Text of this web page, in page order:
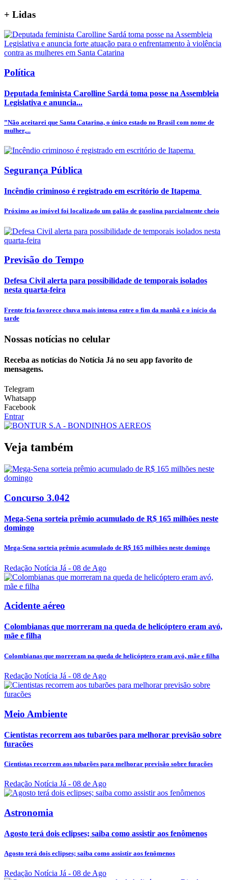
+ Lidas
Política
Deputada feminista Carolline Sardá toma posse na Assembleia
Legislativa e anuncia...
”Não aceitarei que Santa Catarina, o único estado no Brasil com nome de
mulher,...
Segurança Pública
Incêndio criminoso é registrado em escritório de Itapema
Próximo ao imóvel foi localizado um galão de gasolina parcialmente cheio
Previsão do Tempo
Defesa Civil alerta para possibilidade de temporais isolados
nesta quarta-feira
Frente fria favorece chuva mais intensa entre o fim da manhã e o início da
tarde
Nossas notícias no celular
Receba as notícias do Notícia Já no seu app favorito de
mensagens.
Telegram
Whatsapp
Facebook
Entrar
Veja também
Concurso 3.042
Mega-Sena sorteia prêmio acumulado de R$ 165 milhões neste
domingo
Mega-Sena sorteia prêmio acumulado de R$ 165 milhões neste domingo
Redação Notícia Já - 08 de Ago
Acidente aéreo
Colombianas que morreram na queda de helicóptero eram avó,
mãe e filha
Colombianas que morreram na queda de helicóptero eram avó, mãe e filha
Redação Notícia Já - 08 de Ago
Meio Ambiente
Cientistas recorrem aos tubarões para melhorar previsão sobre
furacões
Cientistas recorrem aos tubarões para melhorar previsão sobre furacões
Redação Notícia Já - 08 de Ago
Astronomia
Agosto terá dois eclipses; saiba como assistir aos fenômenos
Agosto terá dois eclipses; saiba como assistir aos fenômenos
Redação Notícia Já - 08 de Ago